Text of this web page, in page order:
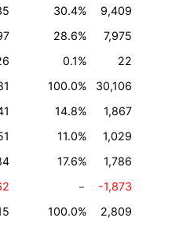
30.4% 9,409
28.6% 7,975
0.1%
22
100.0% 30,106
14.8% 1,867
11.0% 1,029
17.6% 1,786
－
-1,873
100.0% 2,809